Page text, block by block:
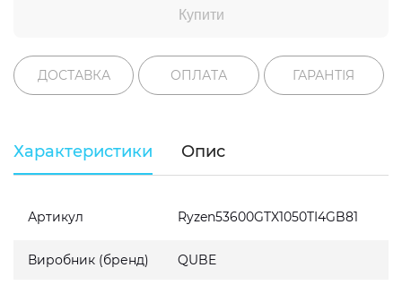
Купити
ДОСТАВКА ОПЛАТА ГАРАНТІЯ
Характеристики Опис
Артикул Ryzen53600GTX1050TI4GB81
Виробник (бренд) QUBE